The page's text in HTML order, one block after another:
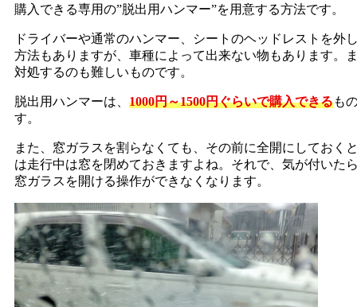
購入できる専用の”脱出用ハンマー”を用意する方法です。
ドライバーや通常のハンマー、シートのヘッドレストを外
方法もありますが、車種によって出来ない物もあります。
対処するのも難しいものです。
脱出用ハンマーは、 1000円～1500円ぐらいで購入できるも
す。
また、窓ガラスを割らなくても、その前に全開にしておく
は走行中は窓を閉めておきますよね。それで、気が付いた
窓ガラスを開ける操作ができなくなります。